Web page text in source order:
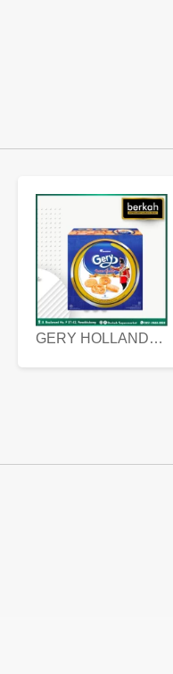
GERY HOLLANDA BUTTER COOKIES 450 GRAM